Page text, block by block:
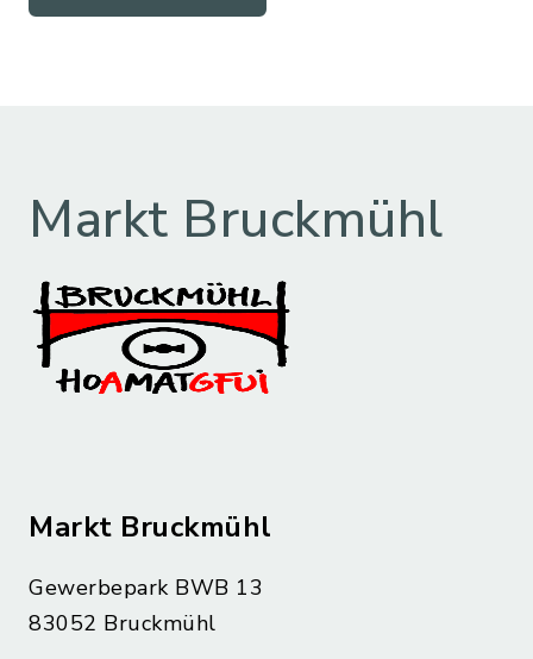
Markt Bruckmühl
Markt Bruckmühl
Gewerbepark BWB 13
83052 Bruckmühl